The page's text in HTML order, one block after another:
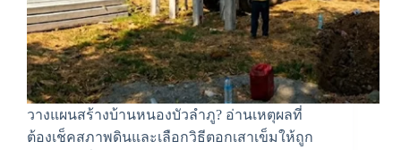
วางแผนสร้างบ้านหนองบัวลำภู? อ่านเหตุผลที่
ต้องเช็คสภาพดินและเลือกวิธีตอกเสาเข็มให้ถูก